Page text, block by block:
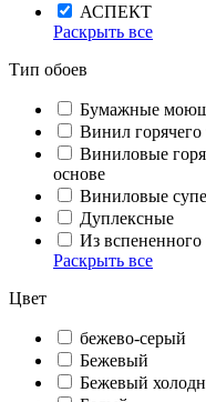
АСПЕКТ
Раскрыть все
Тип обоев
Бумажные
Винил
Виниловые
основе
Виниловые
Дуплексные
Из
Раскрыть все
Цвет
бежево-серый
Бежевый
Бежевый